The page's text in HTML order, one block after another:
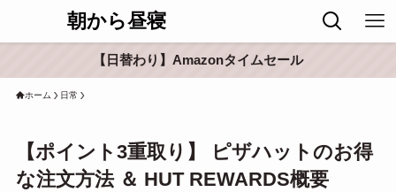
朝から昼寝
【日替わり】Amazonタイムセール
ホーム 日常
【ポイント3重取り】 ピザハットのお得
な注文方法 ＆ HUT REWARDS概要